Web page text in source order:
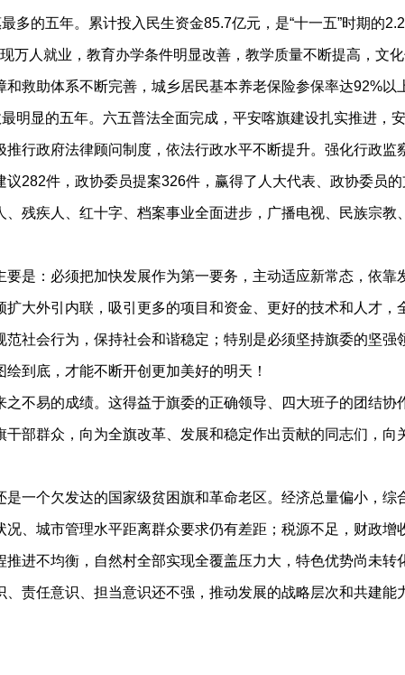
的五年。累计投入民生资金85.7亿元，是“十一五”时期的
万人就业，教育办学条件明显改善，教学质量不断提高，文
救助体系不断完善，城乡居民基本养老保险参保率达92%以
明显的五年。六五普法全面完成，平安喀旗建设扎实推进，
行政府法律顾问制度，依法行政水平不断提升。强化行政监
282件，政协委员提案326件，赢得了人大代表、政协委员的
残疾人、红十字、档案事业全面进步，广播电视、民族宗
是：必须把加快发展作为第一要务，主动适应新常态，依靠
大外引内联，吸引更多的项目和资金、更好的技术和人才
社会行为，保持社会和谐稳定；特别是必须坚持旗委的坚
到底，才能不断开创更加美好的明天！
不易的成绩。这得益于旗委的正确领导、四大班子的团结
部群众，向为全旗改革、发展和稳定作出贡献的同志们，
一个欠发达的国家级贫困旗和革命老区。经济总量偏小，
、城市管理水平距离群众要求仍有差距；税源不足，财政
进不均衡，自然村全部实现全覆盖压力大，特色优势尚未
责任意识、担当意识还不强，推动发展的战略层次和共建